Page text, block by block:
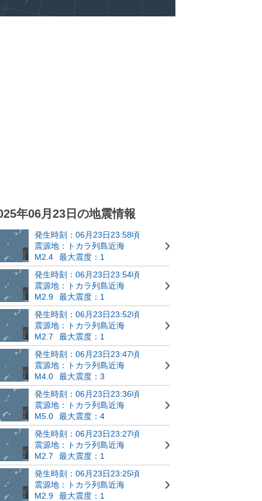
年06月23日の地震情報
発生時刻：06月23日23:58頃
震源地：トカラ列島近海
M2.4
最大震度：1
発生時刻：06月23日23:54頃
震源地：トカラ列島近海
M2.9
最大震度：1
発生時刻：06月23日23:52頃
震源地：トカラ列島近海
M2.7
最大震度：1
発生時刻：06月23日23:47頃
震源地：トカラ列島近海
M4.0
最大震度：3
発生時刻：06月23日23:36頃
震源地：トカラ列島近海
M5.0
最大震度：4
発生時刻：06月23日23:27頃
震源地：トカラ列島近海
M2.7
最大震度：1
発生時刻：06月23日23:25頃
震源地：トカラ列島近海
M2.9
最大震度：1